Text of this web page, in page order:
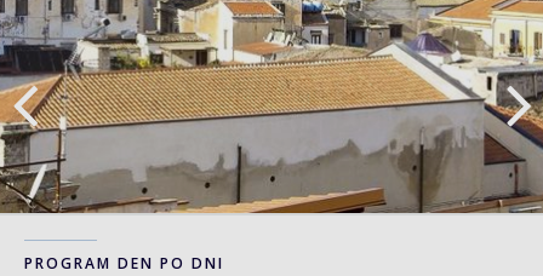
PROGRAM DEN PO DNI